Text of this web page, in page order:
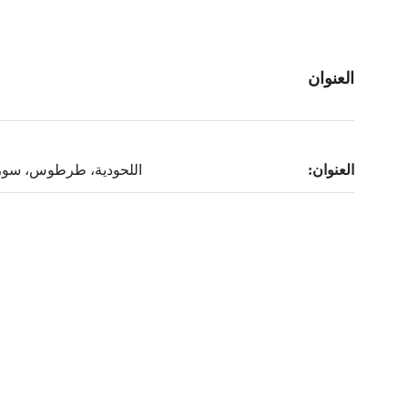
العنوان
العنوان: اللحودية، طرطوس،